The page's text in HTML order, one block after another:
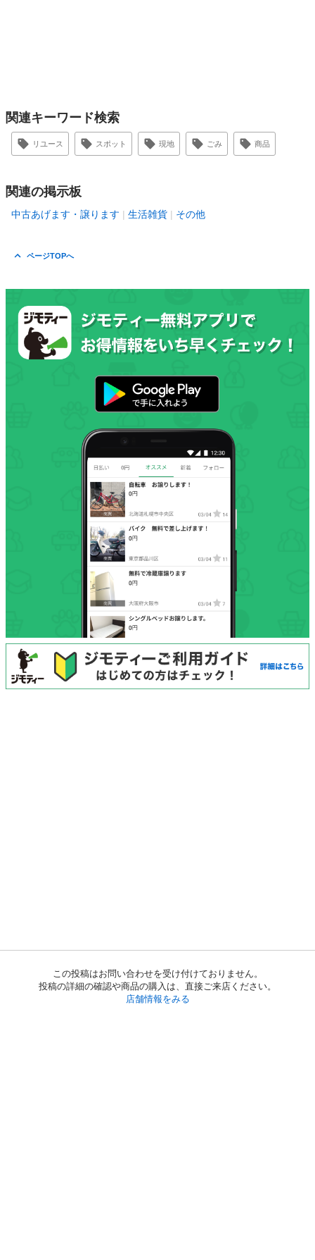
この投稿はお問い合わせを受け付けておりません。
投稿の詳細の確認や商品の購入は、直接ご来店ください。
店舗情報をみる
関連キーワード検索
リユース スポット 現地 ごみ 商品
関連の掲示板
中古あげます・譲ります 生活雑貨 その他
ページTOPへ